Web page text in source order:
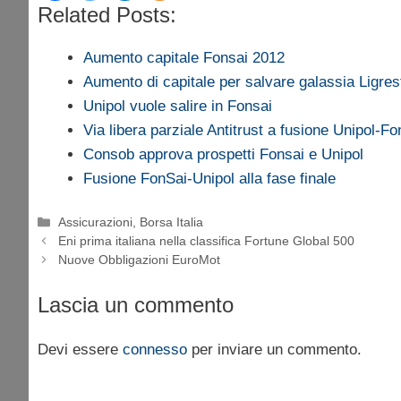
Related Posts:
Aumento capitale Fonsai 2012
Aumento di capitale per salvare galassia
Unipol vuole salire in Fonsai
Via libera parziale Antitrust a fusione Unipol-
Consob approva prospetti Fonsai e Unipol
Fusione FonSai-Unipol alla fase finale
Categorie
Assicurazioni Borsa Italia
Eni prima italiana nella classifica Fortune Global 500
Nuove Obbligazioni EuroMot
Lascia un commento
Devi essere connesso per inviare un commento.